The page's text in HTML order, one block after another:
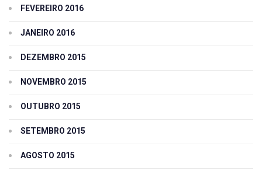
FEVEREIRO 2016
JANEIRO 2016
DEZEMBRO 2015
NOVEMBRO 2015
OUTUBRO 2015
SETEMBRO 2015
AGOSTO 2015